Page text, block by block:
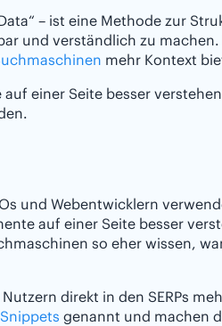
– ist eine Methode zur
und verständlich zu
mehr Kontext
einer Seite besser
und Webentwicklern
auf einer Seite besser
so eher wissen,
direkt in den SERPs
genannt und machen